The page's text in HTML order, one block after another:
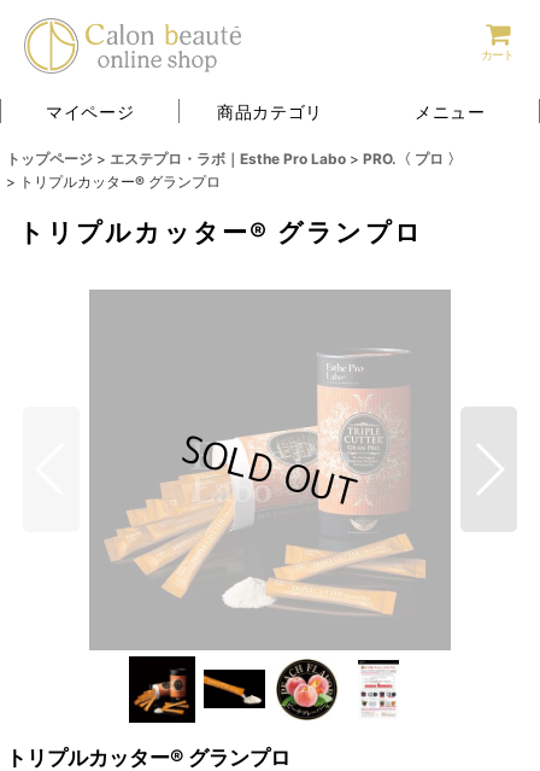
カート
マイページ 商品カテゴリ メニュー
トップページ > エステプロ・ラボ｜Esthe Pro Labo > PRO.〈 プロ 〉
> トリプルカッター® グランプロ
トリプルカッター® グランプロ
トリプルカッター® グランプロ